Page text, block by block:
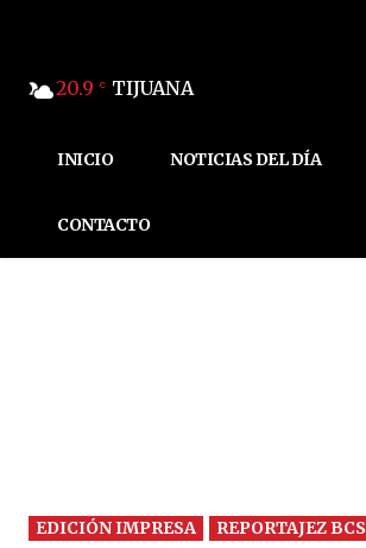
20.9 C TIJUANA
INICIO NOTICIAS DEL DÍA
CONTACTO
EDICIÓN IMPRESA REPORTAJEZ BCS